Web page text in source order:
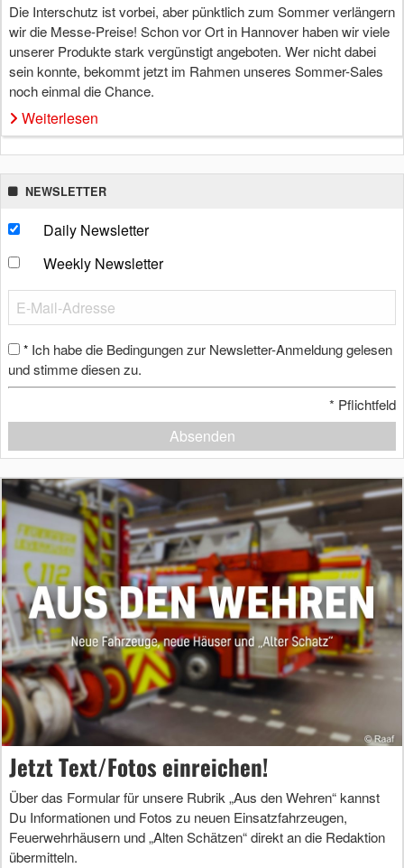
Die Interschutz ist vorbei, aber pünktlich zum Sommer verlängern
wir die Messe-Preise! Schon vor Ort in Hannover haben wir viele
unserer Produkte stark vergünstigt angeboten. Wer nicht dabei
sein konnte, bekommt jetzt im Rahmen unseres Sommer-Sales
noch einmal die Chance.
Weiterlesen
NEWSLETTER
Daily Newsletter
Weekly Newsletter
* Ich habe die Bedingungen zur Newsletter-Anmeldung gelesen
und stimme diesen zu.
* Pflichtfeld
Absenden
Jetzt Text/Fotos einreichen!
Über das Formular für unsere Rubrik „Aus den Wehren“ kannst
Du Informationen und Fotos zu neuen Einsatzfahrzeugen,
Feuerwehrhäusern und „Alten Schätzen“ direkt an die Redaktion
übermitteln.